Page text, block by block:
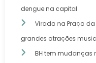
dengue na capital
Virada na Praça da
grandes atrações
BH tem mudanças